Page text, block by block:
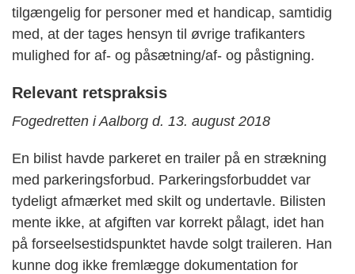
tilgængelig for personer med et handicap, samtidig
med, at der tages hensyn til øvrige trafikanters
mulighed for af- og påsætning/af- og påstigning.
Relevant retspraksis
Fogedretten i Aalborg d. 13. august 2018
En bilist havde parkeret en trailer på en strækning
med parkeringsforbud. Parkeringsforbuddet var
tydeligt afmærket med skilt og undertavle. Bilisten
mente ikke, at afgiften var korrekt pålagt, idet han
på forseelsestidspunktet havde solgt traileren. Han
kunne dog ikke fremlægge dokumentation for